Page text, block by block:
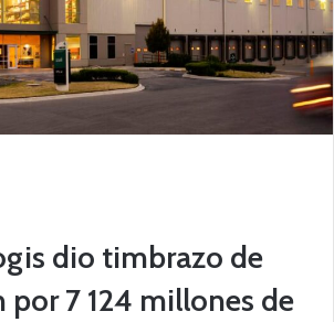
dio timbrazo de
por 7 124 millones de